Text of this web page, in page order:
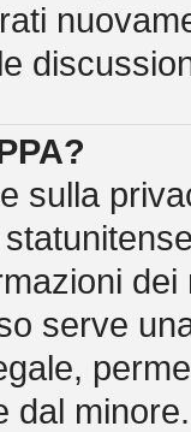
sulla
serve
dal